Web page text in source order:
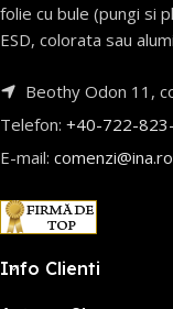
folie cu bule (pungi si
ESD, colorata sau
Beothy Odon 11,
Telefon: +40-722-
E-mail: comenzi@ina.ro
Info Clienti